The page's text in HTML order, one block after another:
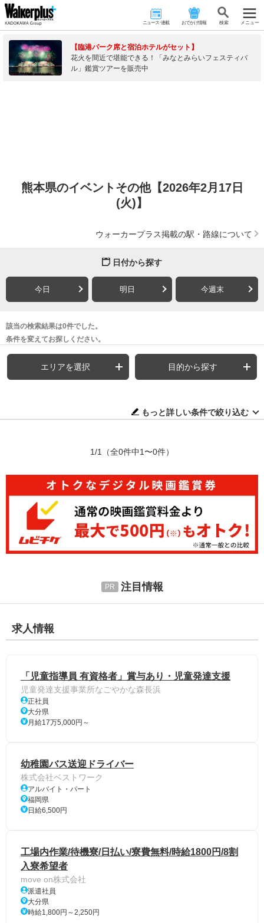
ニュース･連載 おでかけ情報 検 索 メニュー
【臨港パーク席と宿泊ホテルがセット】
花火を間近で堪能できる！「みなとみらいフェスティバ
ル」鑑賞ツアーを販売中
熊本県のイベントその他【2026年2月17日
(火)】
ウォーカープラス掲載の駅・路線について
日付から探す
今日 明日 今週末
該当の検索結果は0件でした。
条件を変えてお探しください。
エリアを選択 目的から探す
もっと詳しい条件で絞り込む
1/1 （全0件中1〜0件）
注目情報
求人情報
「児童指導員 有資格者」賞与あり・児童発達支援
児童発達支援事業所なごやかな森長浜
正社員
大分県
月給17万5,000円～
幼稚園バス送迎ドライバー
株式会社ベストワーク
アルバイト・パート
福岡県
日給6,500円
工場内作業/待機寮/日払い/寮費無料/時給1800円/8割
入寮希望者
move on株式会社
派遣社員
大分県
時給1,800円～2,250円